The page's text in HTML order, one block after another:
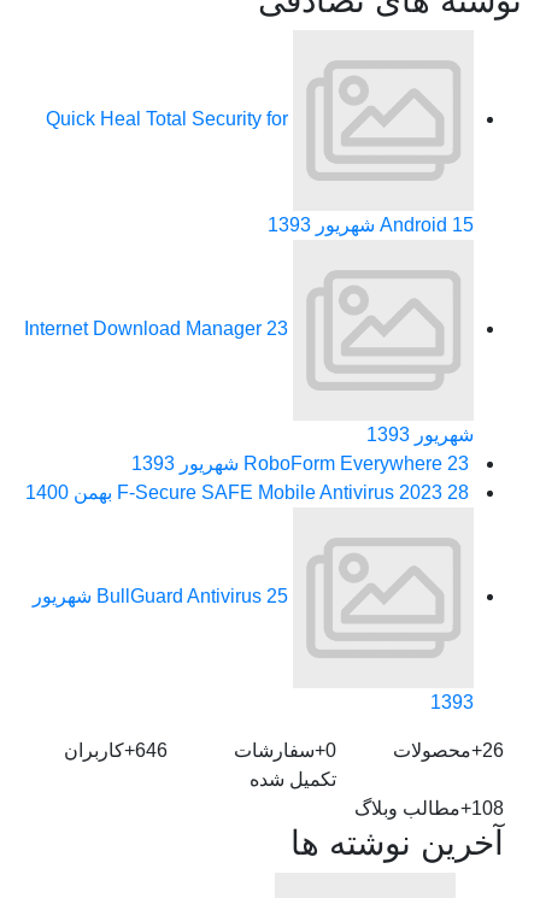
Quick Heal Total Security for
Android15 شهریور 1393
Internet Download Manager23
شهریور 1393
RoboForm Everywhere23 شهریور 1393
F-Secure SAFE Mobile Antivirus 202328 بهمن 1400
BullGuard Antivirus25 شهریور
1393
26+ محصولات
سفارشات
تکمیل شده
646+ کاربران
108+ مطالب وبلاگ
آخرین نوشته ها